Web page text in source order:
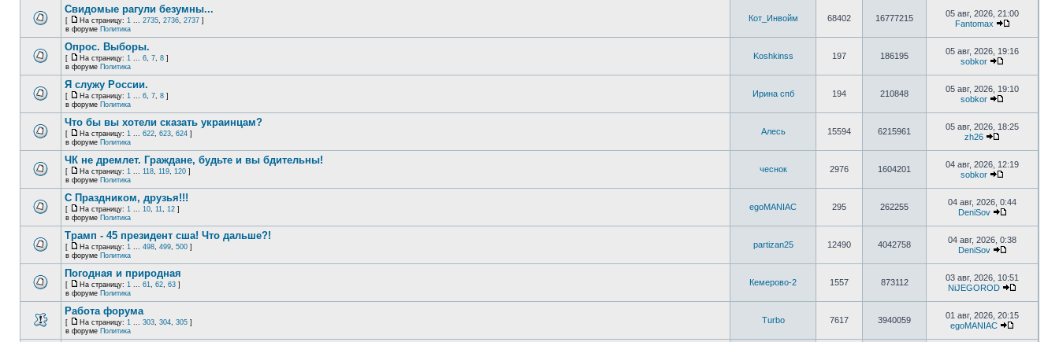
Свидомые рагули безумны...
[ На страницу: 1 ... 2735, 2736, 2737 ]
в форуме Политика
Кот_Инвойм 68402 16777215
05 авг, 2026, 21:00
Fantomax
Опрос. Выборы.
[ На страницу: 1 ... 6, 7, 8 ]
в форуме Политика
Koshkinss 197 186195
05 авг, 2026, 19:16
sobkor
Я служу России.
[ На страницу: 1 ... 6, 7, 8 ]
в форуме Политика
Ирина спб 194 210848
05 авг, 2026, 19:10
sobkor
Что бы вы хотели сказать украинцам?
[ На страницу: 1 ... 622, 623, 624 ]
в форуме Политика
Алесь 15594 6215961
05 авг, 2026, 18:25
zh26
ЧК не дремлет. Граждане, будьте и вы бдительны!
[ На страницу: 1 ... 118, 119, 120 ]
в форуме Политика
чеснок 2976 1604201
04 авг, 2026, 12:19
sobkor
С Праздником, друзья!!!
[ На страницу: 1 ... 10, 11, 12 ]
в форуме Политика
egoMANIAC 295 262255
04 авг, 2026, 0:44
DeniSov
Трамп - 45 президент сша! Что дальше?!
[ На страницу: 1 ... 498, 499, 500 ]
в форуме Политика
partizan25 12490 4042758
04 авг, 2026, 0:38
DeniSov
Погодная и природная
[ На страницу: 1 ... 61, 62, 63 ]
в форуме Политика
Кемерово-2 1557 873112
03 авг, 2026, 10:51
NiJEGOROD
Работа форума
[ На страницу: 1 ... 303, 304, 305 ]
в форуме Политика
Turbo 7617 3940059
01 авг, 2026, 20:15
egoMANIAC